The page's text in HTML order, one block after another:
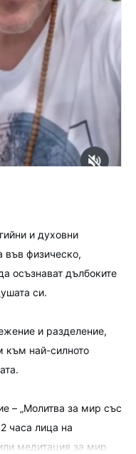
и духовни
във физическо,
осъзнават дълбоките
си.
и разделение,
към най-силното
– „Молитва за мир със
часа лица на
медитация за мир.